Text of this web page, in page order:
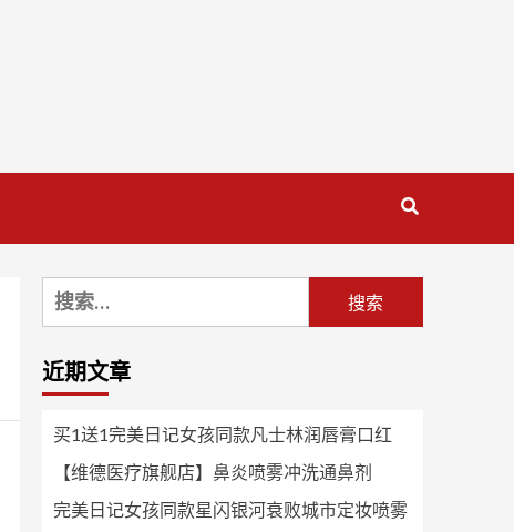
搜
索：
近期文章
买1送1完美日记女孩同款凡士林润唇膏口红
【维德医疗旗舰店】鼻炎喷雾冲洗通鼻剂
完美日记女孩同款星闪银河衰败城市定妆喷雾